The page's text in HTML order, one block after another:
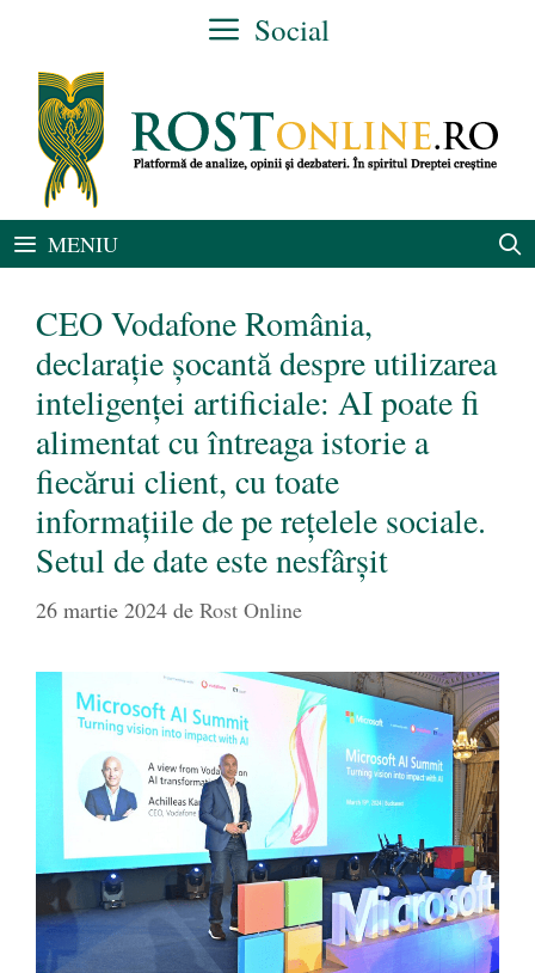
conținut
Social
MENIU
CEO Vodafone România,
declarație șocantă despre utilizarea
inteligenței artificiale: AI poate fi
alimentat cu întreaga istorie a
fiecărui client, cu toate
informațiile de pe rețelele sociale.
Setul de date este nesfârșit
26 martie 2024 de Rost Online